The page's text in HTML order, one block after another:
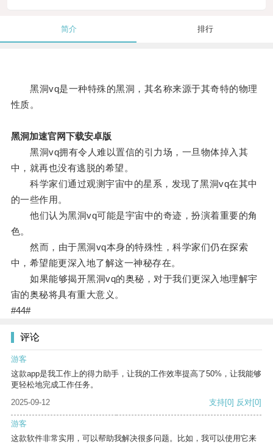
简介 排行
黑洞vq是一种特殊的黑洞，其名称来源于其奇特的物理
性质。
黑洞加速官网下载安卓版
黑洞vq拥有令人难以置信的引力场，一旦物体掉入其
中，就再也没有逃脱的希望。
科学家们通过观测宇宙中的星系，发现了黑洞vq在其中
的一些作用。
他们认为黑洞vq可能是宇宙中的奇迹，扮演着重要的角
色。
然而，由于黑洞vq本身的特殊性，科学家们仍在探索
中，希望能更深入地了解这一神秘存在。
如果能够揭开黑洞vq的奥秘，对于我们更深入地理解宇
宙的奥秘将具有重大意义。
#44#
评论
游客
这款app是我工作上的得力助手，让我的工作效率提高了50%，让我能够
更轻松地完成工作任务。
2025-09-12
支持[0] 反对[0]
游客
这款软件非常实用，可以帮助我解决很多问题。比如，我可以使用它来